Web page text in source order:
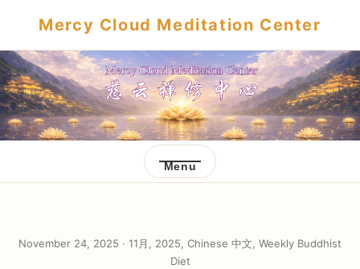
Mercy Cloud Meditation Center
Menu
November 24, 2025 · 11月 , 2025, Chinese 中文, Weekly Buddhist
Diet